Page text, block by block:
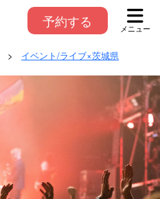
予約する メニュー
> イベント/ライブ×茨城県